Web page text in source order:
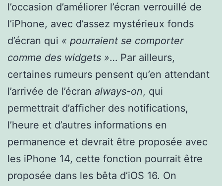
l’occasion d’améliorer l’écran verrouillé de
l’iPhone, avec d’assez mystérieux fonds
d’écran qui « pourraient se comporter
comme des widgets »… Par ailleurs,
certaines rumeurs pensent qu’en attendant
l’arrivée de l’écran always-on, qui
permettrait d’afficher des notifications,
l’heure et d’autres informations en
permanence et devrait être proposée avec
les iPhone 14, cette fonction pourrait être
proposée dans les bêta d’iOS 16. On